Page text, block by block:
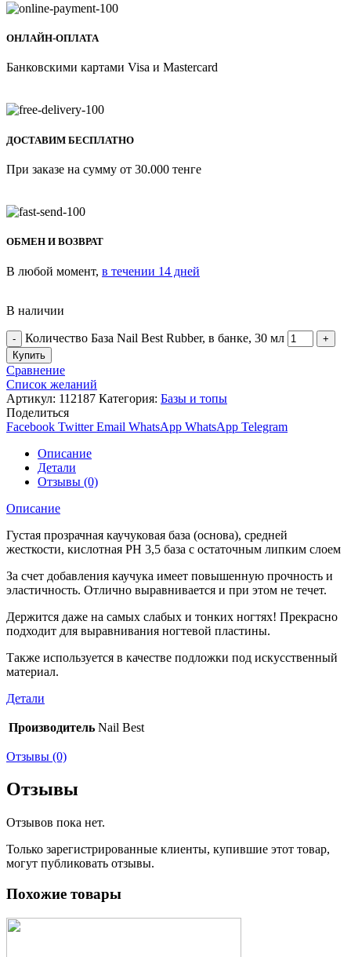
ОНЛАЙН-ОПЛАТА
Банковскими картами Visa и Mastercard
ДОСТАВИМ БЕСПЛАТНО
При заказе на сумму от 30.000 тенге
ОБМЕН И ВОЗВРАТ
В любой момент, в течении 14 дней
В наличии
Количество База Nail Best Rubber, в банке, 30 мл
Купить
Сравнение
Список желаний
Артикул: 112187 Категория: Базы и топы
Поделиться
Facebook Twitter Email WhatsApp WhatsApp Telegram
Описание
Детали
Отзывы (0)
Описание
Густая прозрачная каучуковая база (основа), средней
жесткости, кислотная PH 3,5 база с остаточным липким слоем
За счет добавления каучука имеет повышенную прочность и
эластичность. Отлично выравнивается и при этом не течет.
Держится даже на самых слабых и тонких ногтях! Прекрасно
подходит для выравнивания ногтевой пластины.
Также используется в качестве подложки под искусственный
материал.
Детали
Производитель Nail Best
Отзывы (0)
Отзывы
Отзывов пока нет.
Только зарегистрированные клиенты, купившие этот товар,
могут публиковать отзывы.
Похожие товары